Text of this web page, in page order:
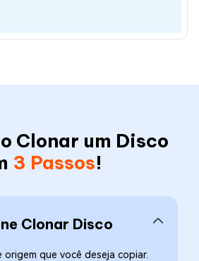
Clonar um Disco
3 Passos!
Clonar Disco
origem que você deseja copiar.